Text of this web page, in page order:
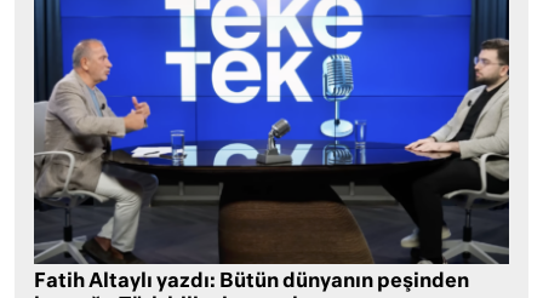
Fatih Altaylı yazdı: Bütün dünyanın peşinden